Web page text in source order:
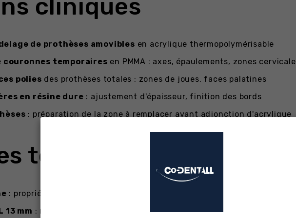
cliniques
de prothèses amovibles en acrylique thermopolymérisable
temporaires en PMMA : axes, épaulements, zones
polies des prothèses totales : zones de joues, faces palatines
en résine dure : ajustement d'épaisseur, finition des bords
: préparation de la zone à remplacer avant adjonction d'acrylique
techniques détaillés
: propriété anti-colmatage supérieure aux instruments non traités
13 mm : régularité de coupe sur grandes surfaces, parallélisme parfait